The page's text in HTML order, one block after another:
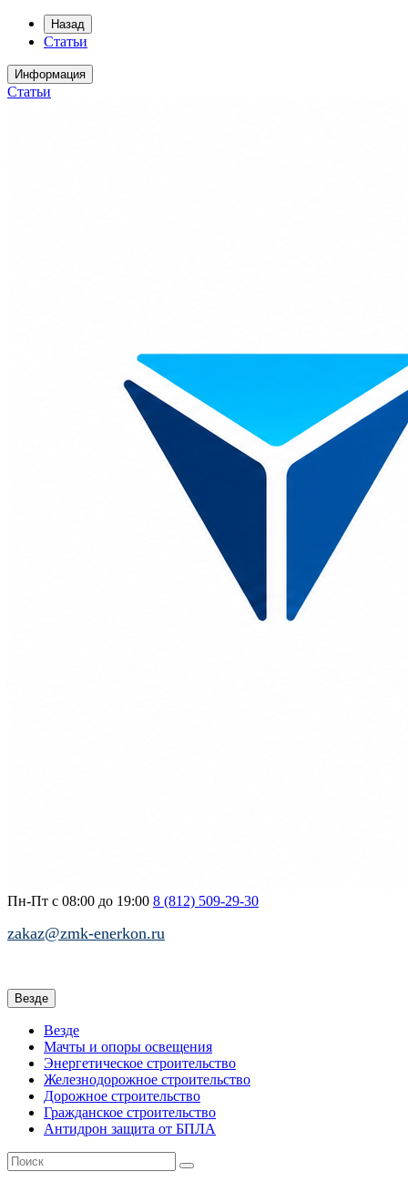
Назад
Статьи
Информация
Статьи
Пн-Пт с 08:00 до 19:00 8 (812) 509-29-30
zakaz@zmk-enerkon.ru
Везде
Везде
Мачты и опоры освещения
Энергетическое строительство
Железнодорожное строительство
Дорожное строительство
Гражданское строительство
Антидрон защита от БПЛА